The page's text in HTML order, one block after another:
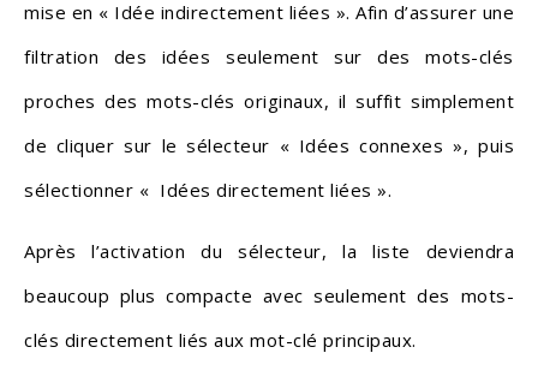
mise en « Idée indirectement liées ». Afin d’assurer une
filtration des idées seulement sur des mots-clés
proches des mots-clés originaux, il suffit simplement
de cliquer sur le sélecteur « Idées connexes », puis
sélectionner « Idées directement liées ».
Après l’activation du sélecteur, la liste deviendra
beaucoup plus compacte avec seulement des mots-
clés directement liés aux mot-clé principaux.